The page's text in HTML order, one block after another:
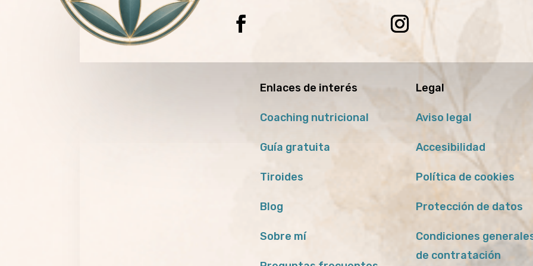
Enlaces de interés
Coaching nutricional
Guía gratuita
Tiroides
Blog
Sobre mí
Legal
Aviso legal
Accesibilidad
Política de cookies
Protección de datos
Condiciones
de contratación